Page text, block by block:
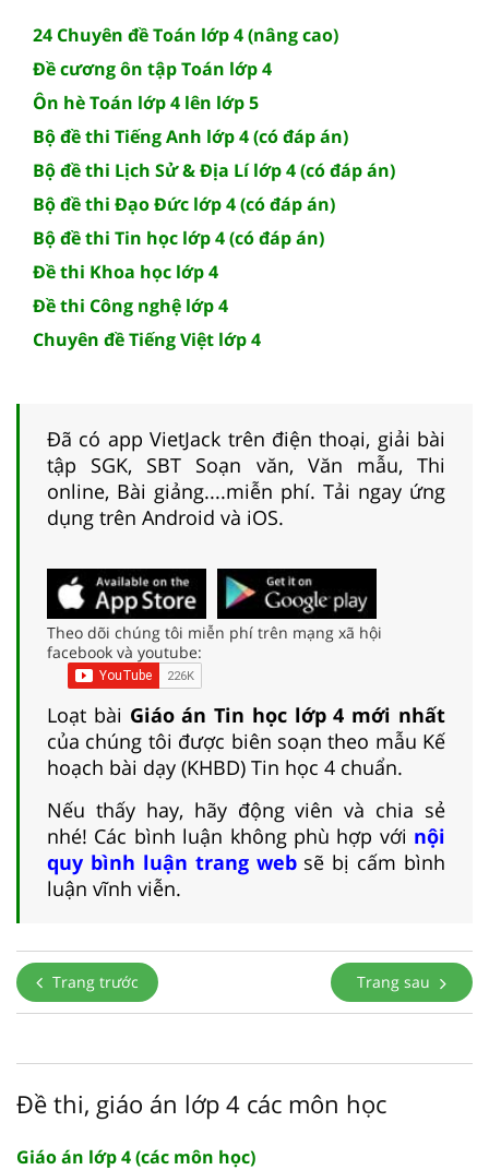
24 Chuyên đề Toán lớp 4 (nâng cao)
Đề cương ôn tập Toán lớp 4
Ôn hè Toán lớp 4 lên lớp 5
Bộ đề thi Tiếng Anh lớp 4 (có đáp án)
Bộ đề thi Lịch Sử & Địa Lí lớp 4 (có đáp án)
Bộ đề thi Đạo Đức lớp 4 (có đáp án)
Bộ đề thi Tin học lớp 4 (có đáp án)
Đề thi Khoa học lớp 4
Đề thi Công nghệ lớp 4
Chuyên đề Tiếng Việt lớp 4
Đã có app VietJack trên điện thoại, giải bài
tập SGK, SBT Soạn văn, Văn mẫu, Thi
online, Bài giảng....miễn phí. Tải ngay ứng
dụng trên Android và iOS.
Theo dõi chúng tôi miễn phí trên mạng xã hội
facebook và youtube:
Loạt bài Giáo án Tin học lớp 4 mới nhất
của chúng tôi được biên soạn theo mẫu Kế
hoạch bài dạy (KHBD) Tin học 4 chuẩn.
Nếu thấy hay, hãy động viên và chia sẻ
nhé! Các bình luận không phù hợp với nội
quy bình luận trang websẽ bị cấm bình
luận vĩnh viễn.
Trang trước Trang sau
Đề thi, giáo án lớp 4 các môn học
Giáo án lớp 4 (các môn học)